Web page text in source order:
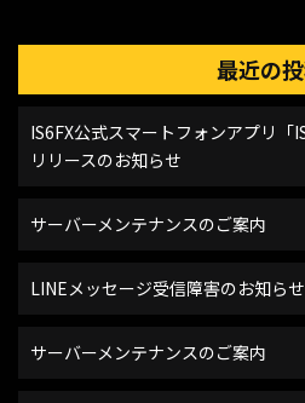
最近の
IS6FX公式スマートフォンアプリ
リリースのお知らせ
サーバーメンテナンスのご案内
LINEメッセージ受信障害のお知らせ
サーバーメンテナンスのご案内